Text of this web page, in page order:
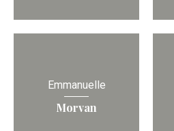
Emmanuelle
Morvan